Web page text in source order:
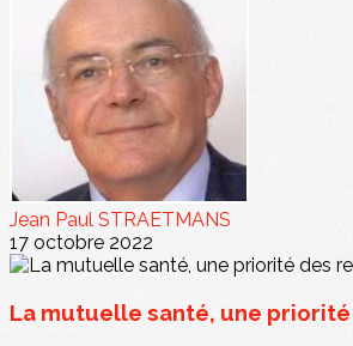
Jean Paul STRAETMANS
17 octobre 2022
La mutuelle santé, une